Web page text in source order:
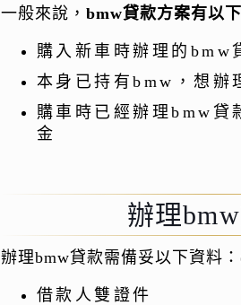
一般來說， bmw貸款方案有以
購入新車時辦理的bmw
本身已持有bmw，想辦
購車時已經辦理bmw貸
金
辦理
辦理bmw貸款需備妥以下資料
借款人雙證件